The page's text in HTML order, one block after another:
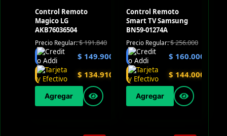
Control Remoto
Magico LG
AKB76036504
Precio Regular:$191.840
$ 149.900
$ 134.910
Agregar
Control Remoto
Smart TV Samsung
BN59-01274A
Precio Regular:$256.000
$ 160.000
$ 144.000
Agregar